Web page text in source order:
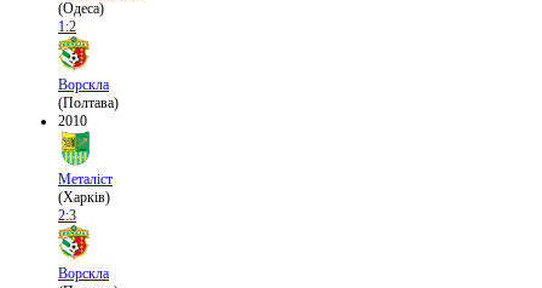
(Одеса)
1:2
Ворскла
(Полтава)
2010
Металіст
(Харків)
2:3
Ворскла